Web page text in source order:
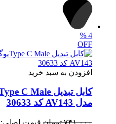
4
%
OFF
افزودن به سبد خرید
مدل AV143 کد 30633
۷۴۱,۰۰۰ تومان